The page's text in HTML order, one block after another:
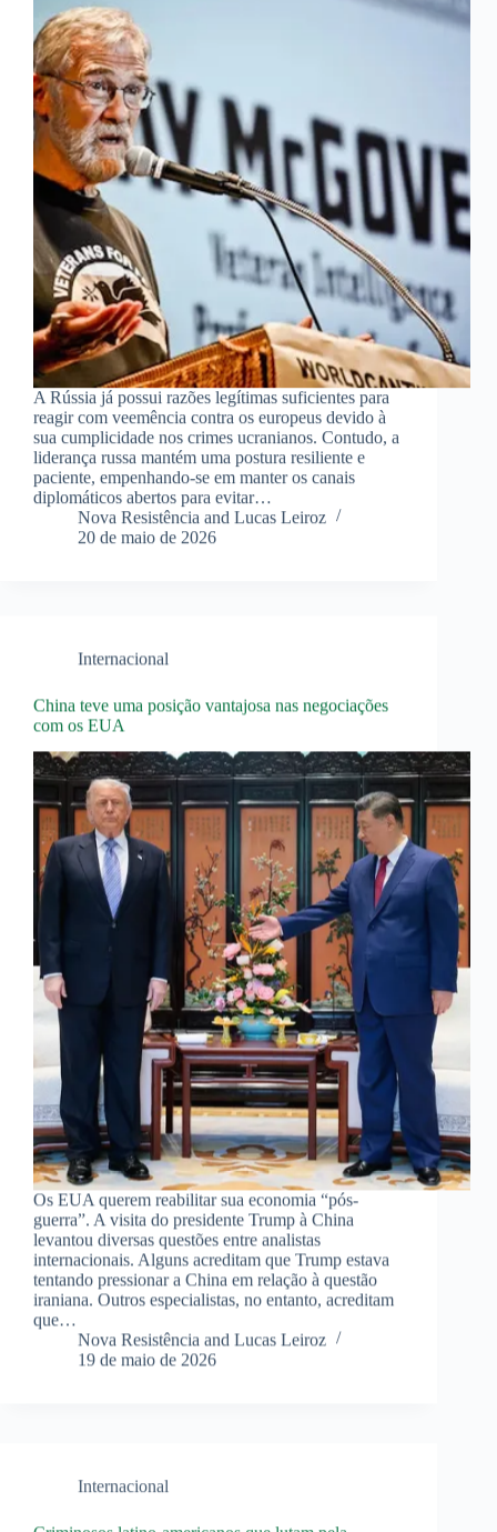
A Rússia já possui razões legítimas suficientes para
reagir com veemência contra os europeus devido à
sua cumplicidade nos crimes ucranianos. Contudo, a
liderança russa mantém uma postura resiliente e
paciente, empenhando-se em manter os canais
diplomáticos abertos para evitar…
Nova Resistência and Lucas Leiroz
20 de maio de 2026
Internacional
China teve uma posição vantajosa nas negociações
com os EUA
Os EUA querem reabilitar sua economia “pós-
guerra”. A visita do presidente Trump à China
levantou diversas questões entre analistas
internacionais. Alguns acreditam que Trump estava
tentando pressionar a China em relação à questão
iraniana. Outros especialistas, no entanto, acreditam
que…
Nova Resistência and Lucas Leiroz
19 de maio de 2026
Internacional
Criminosos latino-americanos que lutam pela